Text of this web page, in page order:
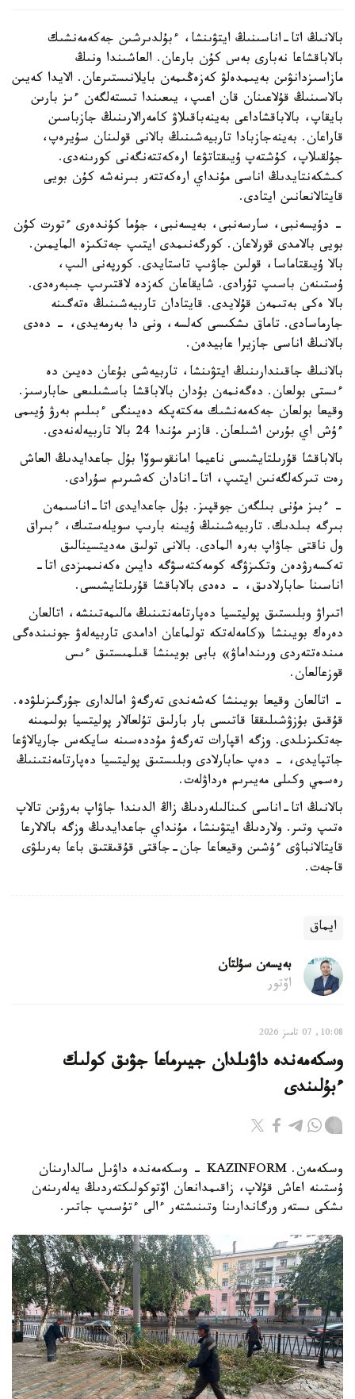
بالانىڭ اتا-اناسىنىڭ ايتۋىنشا، ءبۇلدىرشىن جەكەمەنشىك
بالاباقشاعا نەبارى بەس كۇن بارعان. العاشىندا ونىڭ
مازاسىزدانۋىن بەيىمدەلۋ كەزەڭىمەن بايلانىستىرعان. الايدا كەيىن
بالاسىنىڭ قۇلاعىنان قان اعىپ، يىعىندا تىستەلگەن ءىز بارىن
بايقاپ، بالاباقشاداعى بەينەباقىلاۋ كامەرالارىنىڭ جازباسىن
قاراعان. بەينەجازبادا تاربيەشىنىڭ بالانى قولىنان سۇيرەپ،
جۇلقىلاپ، كۇشتەپ ۇيىقتاتۋعا ارەكەتتەنگەنى كورىنەدى.
كىشكەنتايدىڭ اناسى مۇنداي ارەكەتتەر بىرنەشە كۇن بويى
قايتالانعانىن ايتادى.
- دۇيسەنبى، سارسەنبى، بەيسەنبى، جۇما كۇندەرى ءتورت كۇن
بويى بالامدى قورلاعان. كورگەنىمدى ايتىپ جەتكىزە المايمىن.
بالا ۇيىقتاماسا، قولىن جاۋىپ تاستايدى. كورپەنى الىپ،
ۇستىنەن باسىپ تۇرادى. شايقاعان كەزدە لاقتىرىپ جىبەرەدى.
بالا ەكى بەتىمەن قۇلايدى. قايتادان تاربيەشىنىڭ ەتەگىنە
جارماسادى. تاماق ىشكىسى كەلسە، ونى دا بەرمەيدى، - دەدى
بالانىڭ اناسى جازيرا عابيدەن.
بالانىڭ جاقىندارىنىڭ ايتۋىنشا، تاربيەشى بۇعان دەيىن دە
ءىستى بولعان. دەگەنمەن بۇدان بالاباقشا باسشىلىعى حابارسىز.
وقيعا بولعان جەكەمەنشىك مەكتەپكە دەيىنگى ءبىلىم بەرۋ ۇيىمى
ءۇش اي بۇرىن اشىلعان. قازىر مۇندا 24 بالا تاربيەلەنەدى.
بالاباقشا قۇرىلتايشىسى ناعيما امانقوسوۆا بۇل جاعدايدىڭ العاش
رەت تىركەلگەنىن ايتىپ، اتا-انادان كەشىرىم سۇرادى.
- ءبىز مۇنى بىلگەن جوقپىز. بۇل جاعدايدى اتا-اناسىمەن
بىرگە بىلدىك. تاربيەشىنىڭ ۇيىنە بارىپ سويلەستىك، ءبىراق
ول ناقتى جاۋاپ بەرە المادى. بالانى تولىق مەديتسينالىق
تەكسەرۋدەن وتكىزۋگە كومەكتەسۋگە دايىن ەكەنىمىزدى اتا-
اناسىنا حابارلادىق، - دەدى بالاباقشا قۇرىلتايشىسى.
اتىراۋ وبلىستىق پوليتسيا دەپارتامەنتىنىڭ مالىمەتىنشە، اتالعان
دەرەك بويىنشا «كامەلەتكە تولماعان ادامدى تاربيەلەۋ جونىندەگى
مىندەتتەردى ورىنداماۋ» بابى بويىنشا قىلمىستىق ءىس
قوزعالعان.
- اتالعان وقيعا بويىنشا كەشەندى تەرگەۋ امالدارى جۇرگىزىلۋدە.
قۇقىق بۇزۋشىلىققا قاتىسى بار بارلىق تۇلعالار پوليتسيا بولىمىنە
جەتكىزىلدى. وزگە اقپارات تەرگەۋ مۇددەسىنە سايكەس جاريالاۋعا
جاتپايدى، - دەپ حابارلادى وبلىستىق پوليتسيا دەپارتامەنتىنىڭ
رەسمي وكىلى مەيىرىم ەرداۋلەت.
بالانىڭ اتا-اناسى كىنالىلەردىڭ زاڭ الدىندا جاۋاپ بەرۋىن تالاپ
ەتىپ وتىر. ولاردىڭ ايتۋىنشا، مۇنداي جاعدايدىڭ وزگە بالالارعا
قايتالانباۋى ءۇشىن وقيعاعا جان-جاقتى قۇقىقتىق باعا بەرىلۋى
قاجەت.
ايماق
بەيسەن سۇلتان
اۆتور
10:08, 07 تامىز 2026
وسكەمەندە داۋىلدان جيىرماعا جۋىق كولىك
ءبۇلىندى
وسكەمەن. KAZINFORM - وسكەمەندە داۋىل سالدارىنان
ۇستىنە اعاش قۇلاپ، زاقىمدانعان اۆتوكولىكتەردىڭ يەلەرىنەن
ىشكى ىستەر ورگاندارىنا وتىنىشتەر ءالى ءتۇسىپ جاتىر.